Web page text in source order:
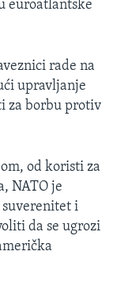
euroatlantske
rade na
upravljanje
za borbu protiv
od koristi za
NATO je
i
da se ugrozi